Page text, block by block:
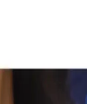
doğal içerikleriyle
kolay kullanılır ve